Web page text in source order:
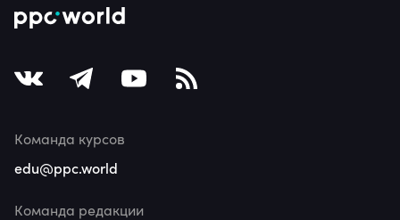
Команда курсов
edu@ppc.world
Команда редакции